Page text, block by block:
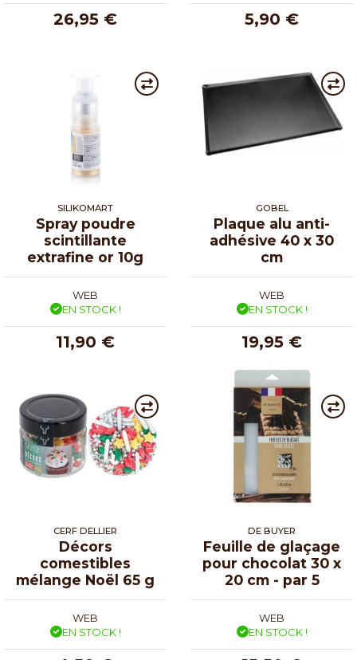
26,95 € 5,90 €
SILIKOMART
Spray poudre
scintillante
extrafine or 10g
WEB
EN STOCK !
11,90 €
GOBEL
Plaque alu anti-
adhésive 40 x 30
cm
WEB
EN STOCK !
19,95 €
CERF DELLIER
Décors
comestibles
mélange Noël 65 g
WEB
EN STOCK !
DE BUYER
Feuille de glaçage
pour chocolat 30 x
20 cm - par 5
WEB
EN STOCK !